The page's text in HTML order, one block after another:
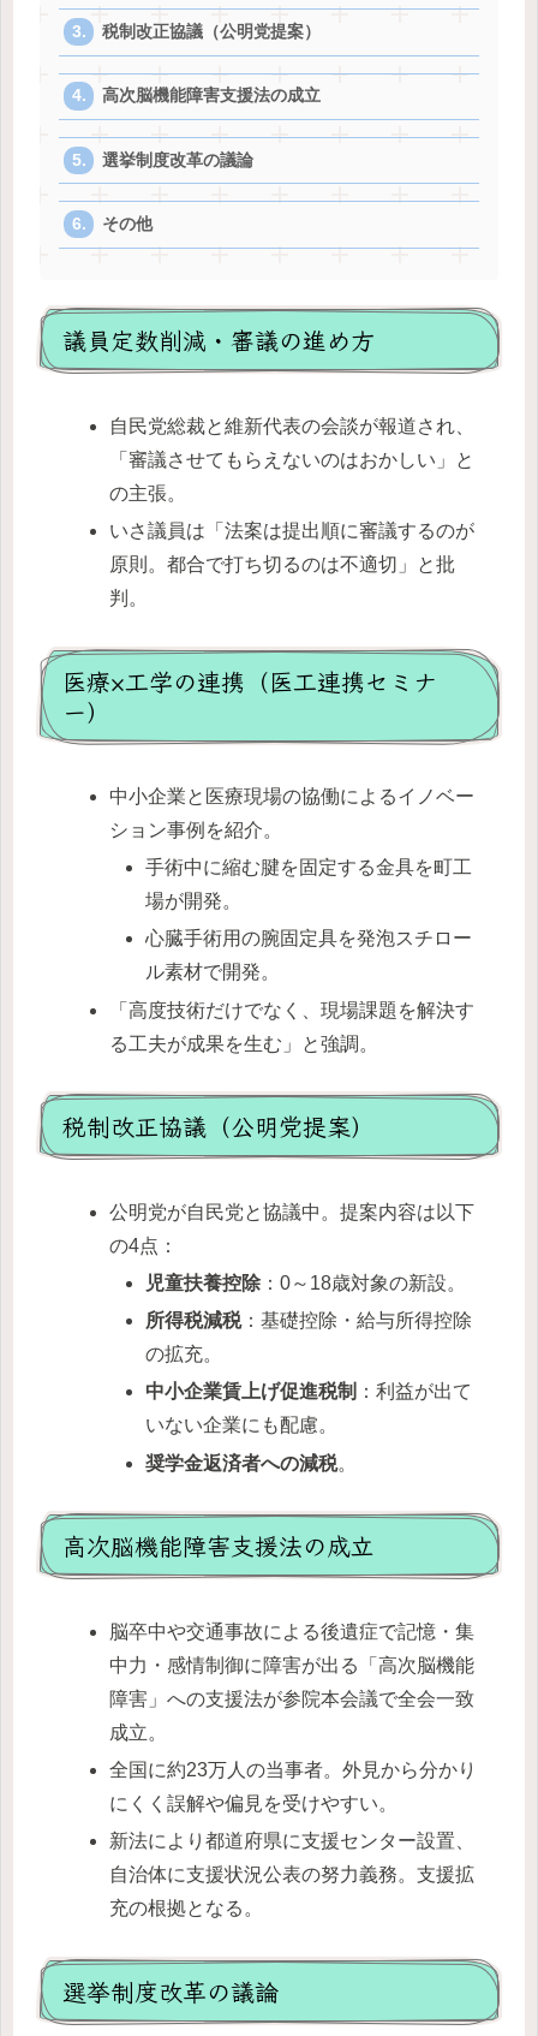
税制改正協議（公明党提案）
高次脳機能障害支援法の成立
選挙制度改革の議論
その他
議員定数削減・審議の進め方
自民党総裁と維新代表の会談が報道され、
「審議させてもらえないのはおかしい」と
の主張。
いさ議員は「法案は提出順に審議するのが
原則。都合で打ち切るのは不適切」と批
判。
医療×工学の連携（医工連携セミナ
ー）
中小企業と医療現場の協働によるイノベー
ション事例を紹介。
手術中に縮む腱を固定する金具を町工
場が開発。
心臓手術用の腕固定具を発泡スチロー
ル素材で開発。
「高度技術だけでなく、現場課題を解決す
る工夫が成果を生む」と強調。
税制改正協議（公明党提案）
公明党が自民党と協議中。提案内容は以下
の4点：
児童扶養控除：0～18歳対象の新設。
所得税減税：基礎控除・給与所得控除
の拡充。
中小企業賃上げ促進税制 ：利益が出て
いない企業にも配慮。
奨学金返済者への減税。
高次脳機能障害支援法の成立
脳卒中や交通事故による後遺症で記憶・集
中力・感情制御に障害が出る「高次脳機能
障害」への支援法が参院本会議で全会一致
成立。
全国に約23万人の当事者。外見から分かり
にくく誤解や偏見を受けやすい。
新法により都道府県に支援センター設置、
自治体に支援状況公表の努力義務。支援拡
充の根拠となる。
選挙制度改革の議論